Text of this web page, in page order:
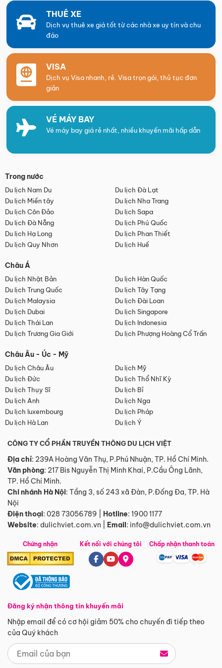
THUÊ XE
Dịch vụ thuê xe giá tốt từ các nhà xe uy tín và chu
đáo
VISA
Dịch vụ Visa nhanh, rẻ. Visa trọn gói, thủ tục đơn
giản
VÉ MÁY BAY
Vé máy bay giá rẻ nhất, nhiều khuyến mãi hấp dẫn
Trong nước
Du lịch Nam Du
Du lịch Đà Lạt
Du lịch Miền tây
Du lịch Nha Trang
Du lịch Côn Đảo
Du lịch Sapa
Du lịch Đà Nẵng
Du lịch Phú Quốc
Du lịch Hạ Long
Du lịch Phan Thiết
Du lịch Quy Nhơn
Du lịch Huế
Châu Á
Du lịch Nhật Bản
Du lịch Hàn Quốc
Du lịch Trung Quốc
Du lịch Tây Tạng
Du lịch Malaysia
Du lịch Đài Loan
Du lịch Dubai
Du lịch Singapore
Du lịch Thái Lan
Du lịch Indonesia
Du lịch Trương Gia Giới
Du lịch Phượng Hoàng Cổ Trấn
Châu Âu - Úc - Mỹ
Du lịch Châu Âu
Du lịch Mỹ
Du lịch Đức
Du lịch Thổ Nhĩ Kỳ
Du lịch Thụy Sĩ
Du lịch Bỉ
Du lịch Anh
Du lịch Nga
Du lịch luxembourg
Du lịch Pháp
Du lịch Hà Lan
Du lịch Ý
CÔNG TY CỔ PHẦN TRUYỀN THÔNG DU LỊCH VIỆT
Địa chỉ: 239A Hoàng Văn Thụ, P.Phú Nhuận, TP. Hồ Chí Minh.
Văn phòng: 217 Bis Nguyễn Thị Minh Khai, P.Cầu Ông Lãnh,
TP. Hồ Chí Minh.
Chi nhánh Hà Nội: Tầng 3, số 243 xã Đàn, P.Đống Đa, TP. Hà
Nội
Điện thoại: 028 73056789 Hotline: 1900 1177
Website: dulichviet.com.vn Email: info@dulichviet.com.vn
Chứng nhận
Đăng ký nhận thông tin khuyến mãi
Nhập email để có cơ hội giảm 50% cho chuyến đi tiếp theo
của Quý khách
Kết nối với chúng tôi Chấp nhận thanh toán